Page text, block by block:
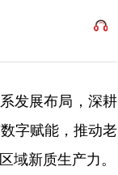
发展布局，深耕
字赋能，推动老
域新质生产力。